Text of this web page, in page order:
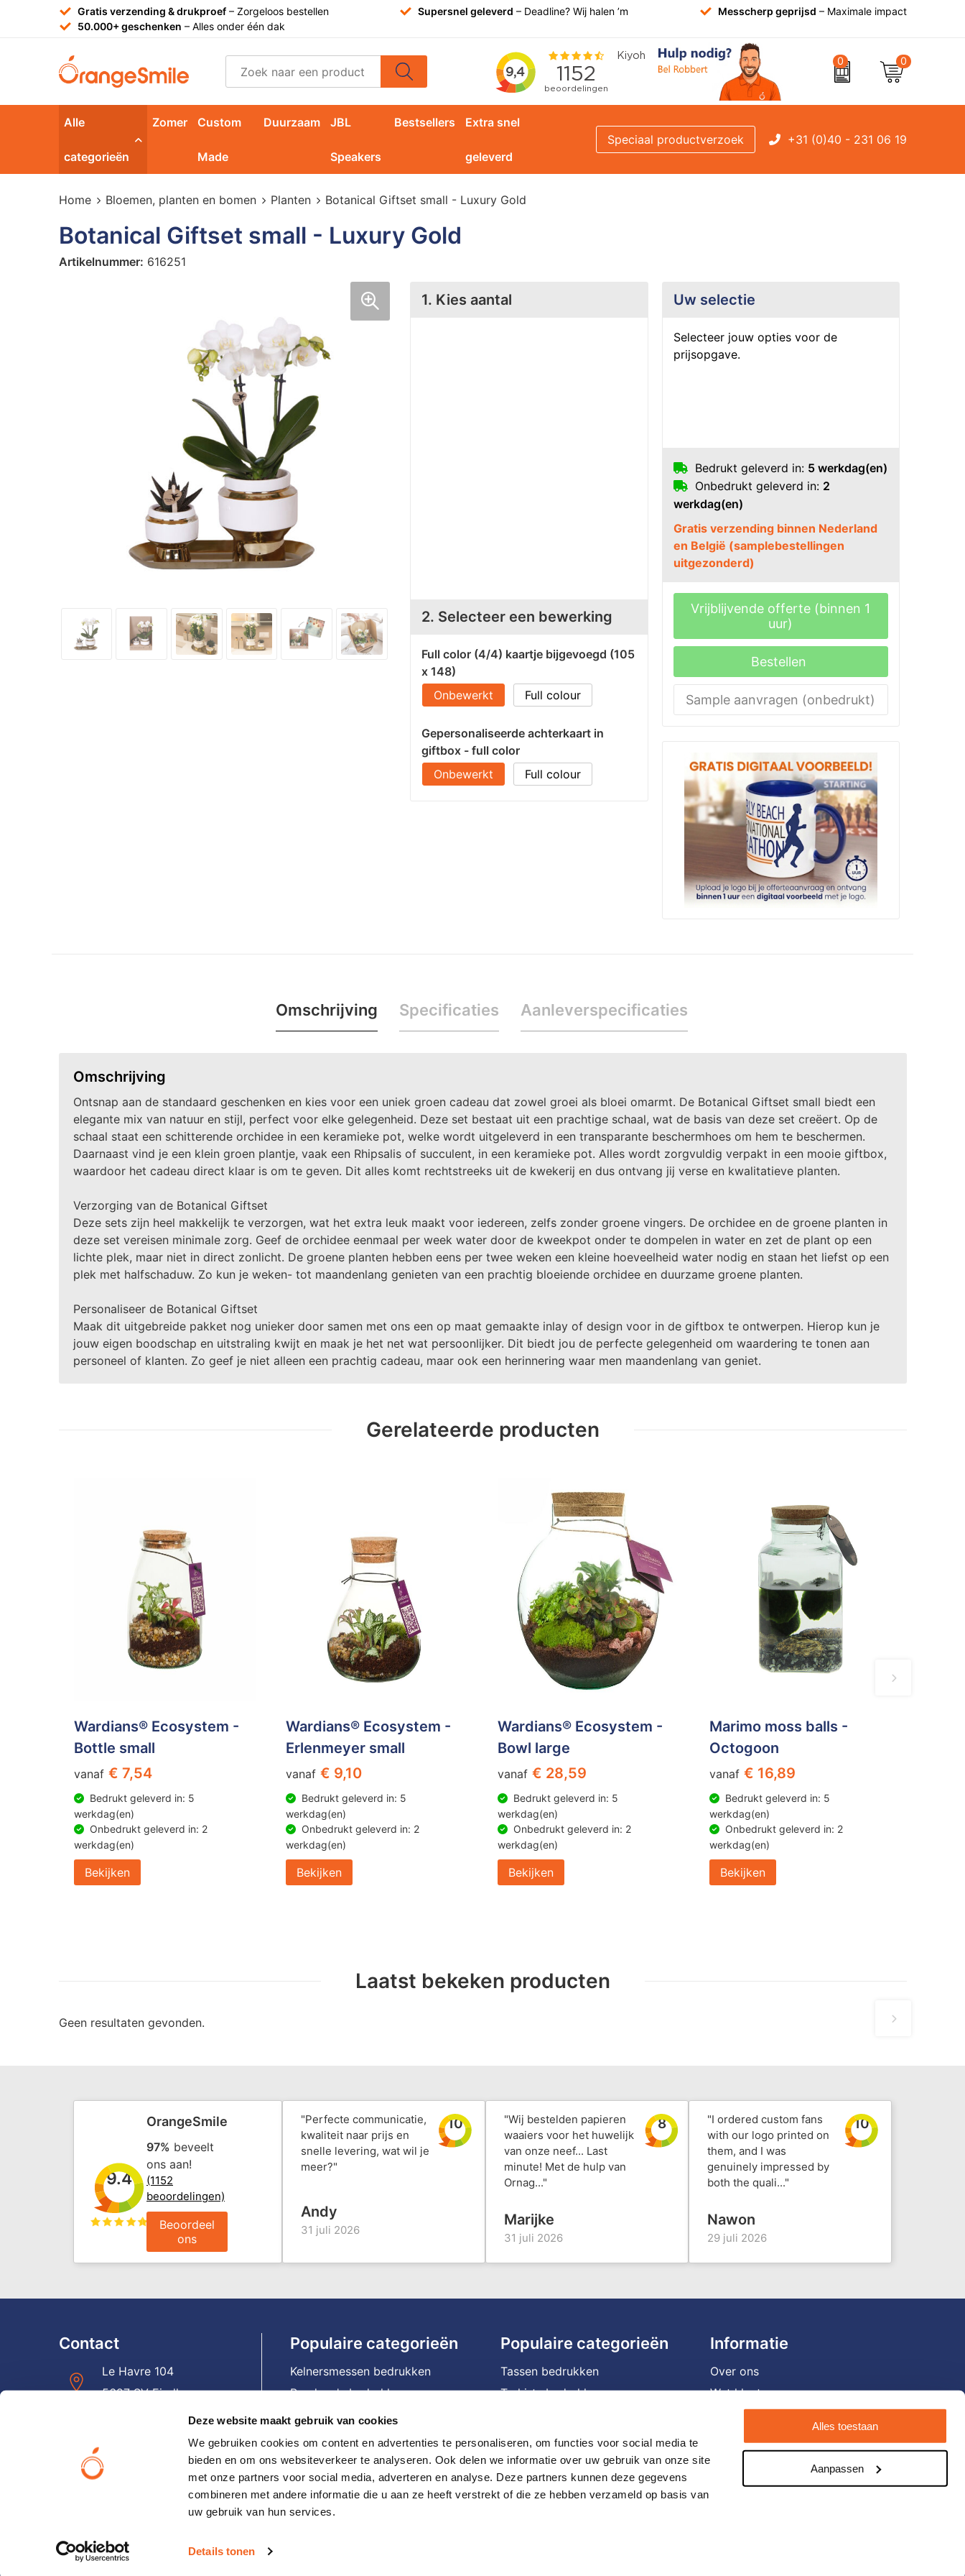
Deze website maakt gebruik van cookies
We gebruiken cookies om content en advertenties te personaliseren, om functies voor social media te
bieden en om ons websiteverkeer te analyseren. Ook delen we informatie over uw gebruik van onze site
met onze partners voor social media, adverteren en analyse. Deze partners kunnen deze gegevens
combineren met andere informatie die u aan ze heeft verstrekt of die ze hebben verzameld op basis van
uw gebruik van hun services.
Details tonen
Alles toestaan
Aanpassen
Gratis verzending & drukproef– Zorgeloos bestellen Supersnel geleverd – Deadline? Wij halen ’m Messcherp geprijsd – Maximale impact
50.000+ geschenken – Alles onder één dak
0 0
Alle
categorieën
Zomer Custom
Made
Duurzaam JBL
Speakers
Bestsellers Extra snel
geleverd
Speciaal productverzoek +31 (0)40 - 231 06 19
Home Bloemen, planten en bomen Planten Botanical Giftset small - Luxury Gold
Botanical Giftset small - Luxury Gold
Artikelnummer: 616251
1. Kies aantal
2. Selecteer een bewerking
Full color (4/4) kaartje bijgevoegd (105
x 148)
Onbewerkt
Full colour
Gepersonaliseerde achterkaart in
giftbox - full color
Onbewerkt
Full colour
Uw selectie
Selecteer jouw opties voor de
prijsopgave.
Bedrukt geleverd in: 5 werkdag(en)
Onbedrukt geleverd in: 2
werkdag(en)
Gratis verzending binnen Nederland
en België (samplebestellingen
uitgezonderd)
Vrijblijvende offerte (binnen 1
uur)
Bestellen
Sample aanvragen (onbedrukt)
Omschrijving Specificaties Aanleverspecificaties
Omschrijving
Ontsnap aan de standaard geschenken en kies voor een uniek groen cadeau dat zowel groei als bloei omarmt. De Botanical Giftset small biedt een
elegante mix van natuur en stijl, perfect voor elke gelegenheid. Deze set bestaat uit een prachtige schaal, wat de basis van deze set creëert. Op de
schaal staat een schitterende orchidee in een keramieke pot, welke wordt uitgeleverd in een transparante beschermhoes om hem te beschermen.
Daarnaast vind je een klein groen plantje, vaak een Rhipsalis of succulent, in een keramieke pot. Alles wordt zorgvuldig verpakt in een mooie giftbox,
waardoor het cadeau direct klaar is om te geven. Dit alles komt rechtstreeks uit de kwekerij en dus ontvang jij verse en kwalitatieve planten.
Verzorging van de Botanical Giftset
Deze sets zijn heel makkelijk te verzorgen, wat het extra leuk maakt voor iedereen, zelfs zonder groene vingers. De orchidee en de groene planten in
deze set vereisen minimale zorg. Geef de orchidee eenmaal per week water door de kweekpot onder te dompelen in water en zet de plant op een
lichte plek, maar niet in direct zonlicht. De groene planten hebben eens per twee weken een kleine hoeveelheid water nodig en staan het liefst op een
plek met halfschaduw. Zo kun je weken- tot maandenlang genieten van een prachtig bloeiende orchidee en duurzame groene planten.
Personaliseer de Botanical Giftset
Maak dit uitgebreide pakket nog unieker door samen met ons een op maat gemaakte inlay of design voor in de giftbox te ontwerpen. Hierop kun je
jouw eigen boodschap en uitstraling kwijt en maak je het net wat persoonlijker. Dit biedt jou de perfecte gelegenheid om waardering te tonen aan
personeel of klanten. Zo geef je niet alleen een prachtig cadeau, maar ook een herinnering waar men maandenlang van geniet.
Gerelateerde producten
Wardians® Ecosystem -
Bottle small
vanaf € 7,54
Bedrukt geleverd in: 5
werkdag(en)
Onbedrukt geleverd in: 2
werkdag(en)
Bekijken
Wardians® Ecosystem -
Erlenmeyer small
vanaf € 9,10
Bedrukt geleverd in: 5
werkdag(en)
Onbedrukt geleverd in: 2
werkdag(en)
Bekijken
Wardians® Ecosystem -
Bowl large
vanaf € 28,59
Bedrukt geleverd in: 5
werkdag(en)
Onbedrukt geleverd in: 2
werkdag(en)
Bekijken
Marimo moss balls -
Octogoon
vanaf € 16,89
Bedrukt geleverd in: 5
werkdag(en)
Onbedrukt geleverd in: 2
werkdag(en)
Bekijken
Laatst bekeken producten
Geen resultaten gevonden.
9.4
OrangeSmile
97% beveelt
ons aan!
(1152
beoordelingen)
Beoordeel
ons
"Perfecte communicatie,
kwaliteit naar prijs en
snelle levering, wat wil je
meer?"
10
Andy
31 juli 2026
"Wij bestelden papieren
waaiers voor het huwelijk
van onze neef... Last
minute! Met de hulp van
Ornag..."
8
Marijke
31 juli 2026
"I ordered custom fans
with our logo printed on
them, and I was
genuinely impressed by
both the quali..."
10
Nawon
29 juli 2026
Contact
Le Havre 104
5627 SV Eindhoven
+31(0)40 – 231 06 19
info@orangesmile.nl
Neem direct contact op
Populaire categorieën
Kelnersmessen bedrukken
Bandana's bedrukken
Pantoffels bedrukken
Reistassen bedrukken
Laptophoezen bedrukken
Emaille mokken bedrukken
Hoeden bedrukken
Populaire categorieën
Tassen bedrukken
T-shirts bedrukken
Bedrukte powerbanks
Speakers bedrukken
Bedrukte caps
Balpennen bedrukken
Informatie
Over ons
Wat klanten zeggen
Vacatures